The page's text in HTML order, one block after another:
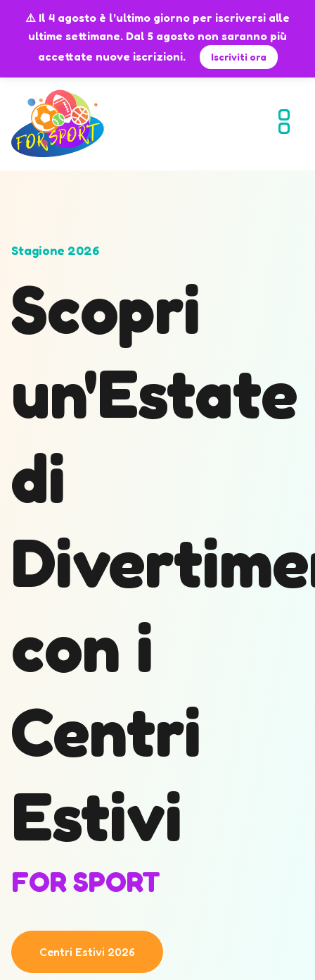
⚠️ Il 4 agosto è l’ultimo giorno per iscriversi alle
ultime settimane. Dal 5 agosto non saranno più
accettate nuove iscrizioni.
Iscriviti ora
Stagione 2026
Scopri
un'Estate
di
con i
Centri
Estivi
FOR SPORT
Centri Estivi 2026